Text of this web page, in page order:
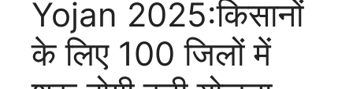
Yojan 2025:किसानों
के लिए 100 जिलों में